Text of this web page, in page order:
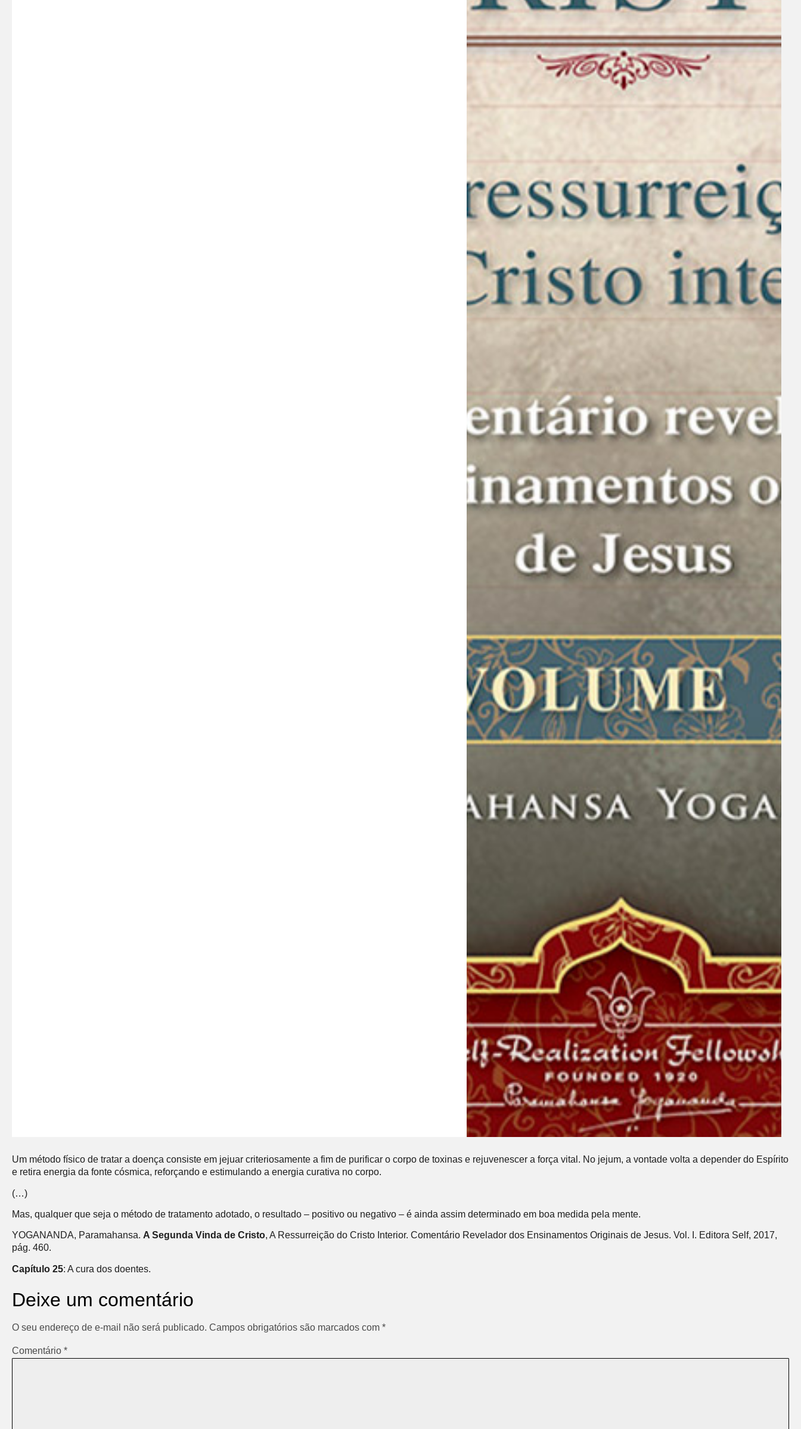
Um método físico de tratar a doença consiste em jejuar criteriosamente a fim de purificar o corpo de toxinas e rejuvenescer a força vital. No jejum, a vontade volta a depender do Espírito
e retira energia da fonte cósmica, reforçando e estimulando a energia curativa no corpo.
(…)
Mas, qualquer que seja o método de tratamento adotado, o resultado – positivo ou negativo – é ainda assim determinado em boa medida pela mente.
YOGANANDA, Paramahansa. A Segunda Vinda de Cristo, A Ressurreição do Cristo Interior. Comentário Revelador dos Ensinamentos Originais de Jesus. Vol. I. Editora Self, 2017,
pág. 460.
Capítulo 25: A cura dos doentes.
Deixe um comentário
O seu endereço de e-mail não será publicado. Campos obrigatórios são marcados com *
Comentário *